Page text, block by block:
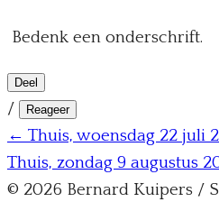
Bedenk een onderschrift.
Deel
/ Reageer
← Thuis, woensdag 22 juli
Thuis, zondag 9 augustus
© 2026 Bernard Kuipers /